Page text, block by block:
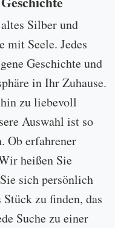
Silber und
mit Seele. Jedes
Geschichte und
in Ihr Zuhause.
zu liebevoll
Auswahl ist so
Ob erfahrener
heißen Sie
sich persönlich
zu finden, das
Suche zu einer